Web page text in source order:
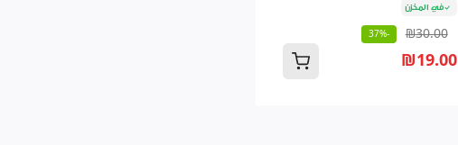
في المخزن
₪30.00
-37%
₪19.00